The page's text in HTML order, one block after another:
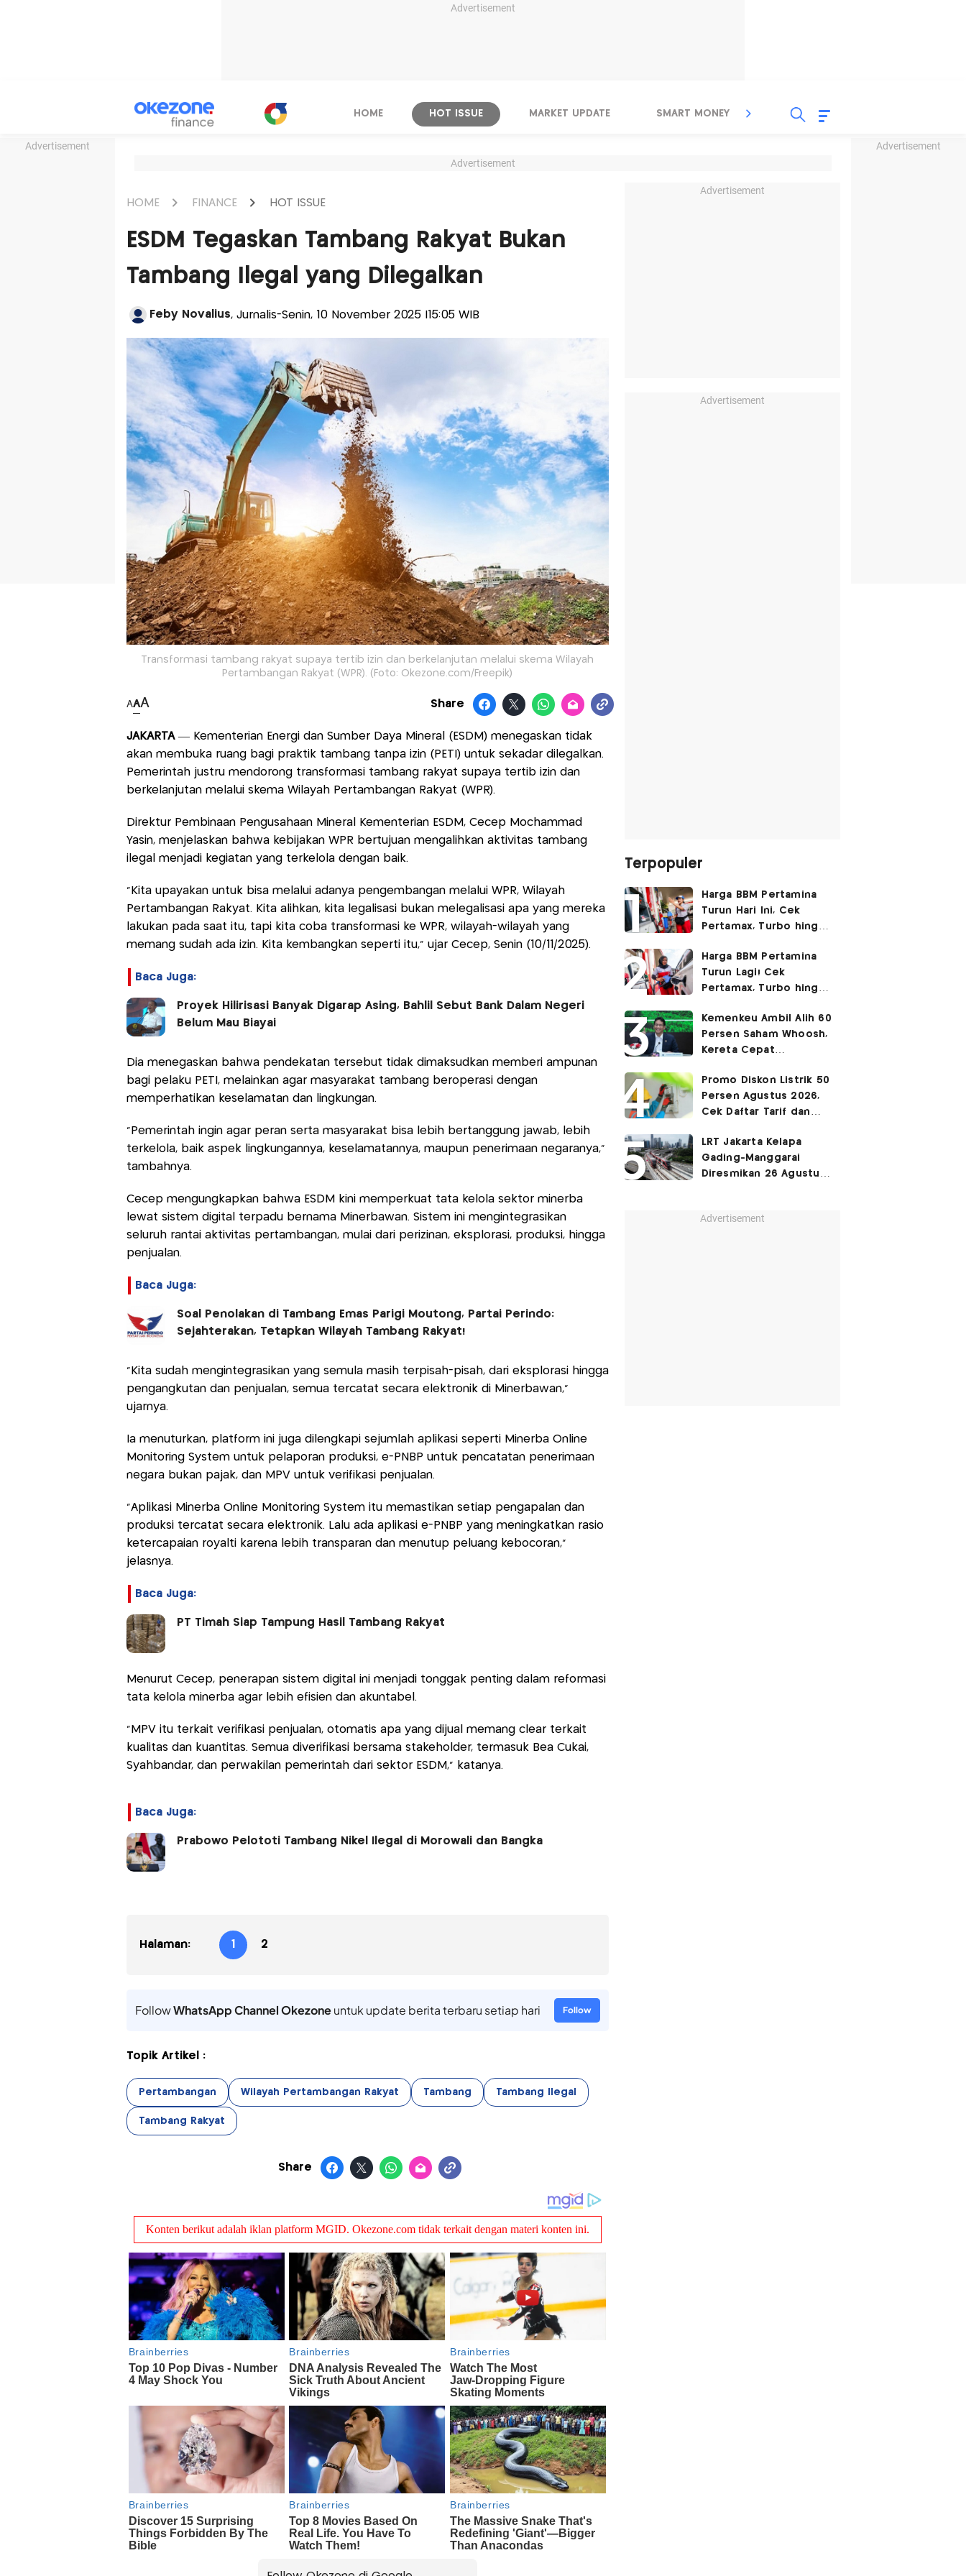
Advertisement
Advertisement Advertisement
HOME HOT ISSUE MARKET UPDATE SMART MONEY INSPIRASI BISNIS
Advertisement
HOME FINANCE HOT ISSUE
ESDM Tegaskan Tambang Rakyat Bukan
Tambang Ilegal yang Dilegalkan
Feby Novalius, Jurnalis-Senin, 10 November 2025 |15:05 WIB
Transformasi tambang rakyat supaya tertib izin dan berkelanjutan melalui skema Wilayah
Pertambangan Rakyat (WPR). (Foto: Okezone.com/Freepik)
AAA Share
JAKARTA — Kementerian Energi dan Sumber Daya Mineral (ESDM) menegaskan tidak
akan membuka ruang bagi praktik tambang tanpa izin (PETI) untuk sekadar dilegalkan.
Pemerintah justru mendorong transformasi tambang rakyat supaya tertib izin dan
berkelanjutan melalui skema Wilayah Pertambangan Rakyat (WPR).
Direktur Pembinaan Pengusahaan Mineral Kementerian ESDM, Cecep Mochammad
Yasin, menjelaskan bahwa kebijakan WPR bertujuan mengalihkan aktivitas tambang
ilegal menjadi kegiatan yang terkelola dengan baik.
“Kita upayakan untuk bisa melalui adanya pengembangan melalui WPR, Wilayah
Pertambangan Rakyat. Kita alihkan, kita legalisasi bukan melegalisasi apa yang mereka
lakukan pada saat itu, tapi kita coba transformasi ke WPR, wilayah-wilayah yang
memang sudah ada izin. Kita kembangkan seperti itu,” ujar Cecep, Senin (10/11/2025).
Baca Juga:
Proyek Hilirisasi Banyak Digarap Asing, Bahlil Sebut Bank Dalam Negeri
Belum Mau Biayai
Dia menegaskan bahwa pendekatan tersebut tidak dimaksudkan memberi ampunan
bagi pelaku PETI, melainkan agar masyarakat tambang beroperasi dengan
memperhatikan keselamatan dan lingkungan.
“Pemerintah ingin agar peran serta masyarakat bisa lebih bertanggung jawab, lebih
terkelola, baik aspek lingkungannya, keselamatannya, maupun penerimaan negaranya,”
tambahnya.
Cecep mengungkapkan bahwa ESDM kini memperkuat tata kelola sektor minerba
lewat sistem digital terpadu bernama Minerbawan. Sistem ini mengintegrasikan
seluruh rantai aktivitas pertambangan, mulai dari perizinan, eksplorasi, produksi, hingga
penjualan.
Baca Juga:
Soal Penolakan di Tambang Emas Parigi Moutong, Partai Perindo:
Sejahterakan, Tetapkan Wilayah Tambang Rakyat!
“Kita sudah mengintegrasikan yang semula masih terpisah-pisah, dari eksplorasi hingga
pengangkutan dan penjualan, semua tercatat secara elektronik di Minerbawan,”
ujarnya.
Ia menuturkan, platform ini juga dilengkapi sejumlah aplikasi seperti Minerba Online
Monitoring System untuk pelaporan produksi, e-PNBP untuk pencatatan penerimaan
negara bukan pajak, dan MPV untuk verifikasi penjualan.
“Aplikasi Minerba Online Monitoring System itu memastikan setiap pengapalan dan
produksi tercatat secara elektronik. Lalu ada aplikasi e-PNBP yang meningkatkan rasio
ketercapaian royalti karena lebih transparan dan menutup peluang kebocoran,”
jelasnya.
Baca Juga:
PT Timah Siap Tampung Hasil Tambang Rakyat
Menurut Cecep, penerapan sistem digital ini menjadi tonggak penting dalam reformasi
tata kelola minerba agar lebih efisien dan akuntabel.
“MPV itu terkait verifikasi penjualan, otomatis apa yang dijual memang clear terkait
kualitas dan kuantitas. Semua diverifikasi bersama stakeholder, termasuk Bea Cukai,
Syahbandar, dan perwakilan pemerintah dari sektor ESDM,” katanya.
Baca Juga:
Prabowo Pelototi Tambang Nikel Ilegal di Morowali dan Bangka
Halaman: 1 2
FollowWhatsApp Channel Okezoneuntuk update berita terbaru setiap hari Follow
Topik Artikel :
Pertambangan Wilayah Pertambangan Rakyat Tambang Tambang Ilegal
Tambang Rakyat
Share
Advertisement
Advertisement
Terpopuler
Harga BBM Pertamina
Turun Hari Ini, Cek
Pertamax, Turbo hingga
2026
Harga BBM Pertamina
Turun Lagi! Cek
Pertamax, Turbo hingga
Agustus 2026
Kemenkeu Ambil Alih 60
Persen Saham Whoosh,
Kereta Cepat
Surabaya
Promo Diskon Listrik 50
Persen Agustus 2026,
Cek Daftar Tarif dan
LRT Jakarta Kelapa
Gading-Manggarai
Diresmikan 26 Agustus
Advertisement